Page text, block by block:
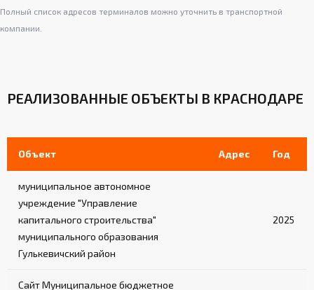
Полный список адресов терминалов можно уточнить в транспортной
компании.
РЕАЛИЗОВАННЫЕ ОБЪЕКТЫ В КРАСНОДАРЕ
Объект Адрес Год
муниципальное автономное
учреждение "Управление
капитального строительства"
муниципального образования
Гулькевичский район
2025
Сайт Муниципальное бюджетное